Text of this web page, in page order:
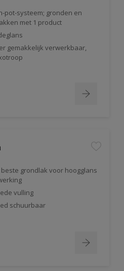
pot-systeem; gronden en
met 1 product
gemakkelijk verwerkbaar,
beste grondlak voor hoogglans
vulling
schuurbaar